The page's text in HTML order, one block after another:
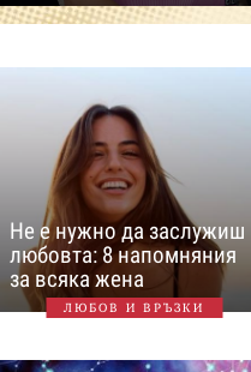
Не е нужно да заслужиш
любовта: 8 напомняния
за всяка жена
ЛЮБОВ И ВРЪЗКИ